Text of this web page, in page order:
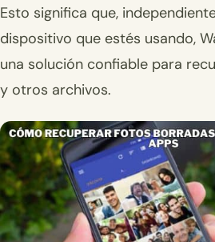
Esto significa que,
dispositivo que estés usando,
una solución confiable para
y otros archivos.